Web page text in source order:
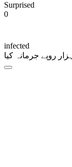
Surprised
0
infected